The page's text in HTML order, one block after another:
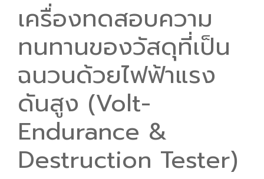
เครื่องทดสอบความ
ทนทานของวัสดุที่เป็น
ฉนวนด้วยไฟฟ้าแรง
ดันสูง (Volt-
Endurance &
Destruction Tester)